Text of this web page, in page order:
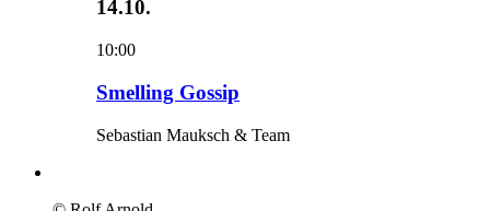
14.10.
10:00
Smelling Gossip
Sebastian Mauksch & Team